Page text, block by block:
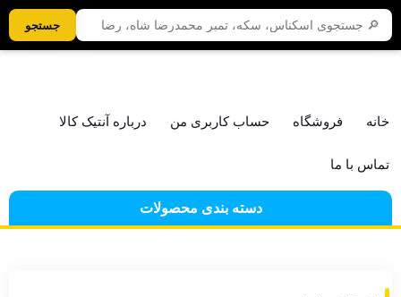
خانه فروشگاه حساب کاربری من درباره آنتیک کالا
تماس با ما
دسته بندی محصولات
جستجو